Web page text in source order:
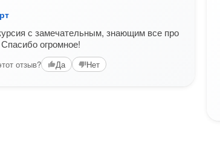
с замечательным, знающим все про
огромное!
отзыв? Да Нет